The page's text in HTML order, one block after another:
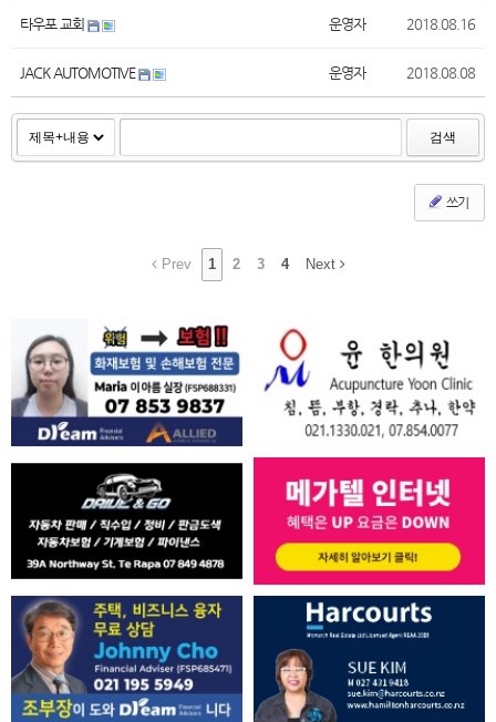
타우포 교회 운영자 2018.08.16
JACK AUTOMOTIVE 운영자 2018.08.08
검색
쓰기
Prev 1 2 3 4 Next